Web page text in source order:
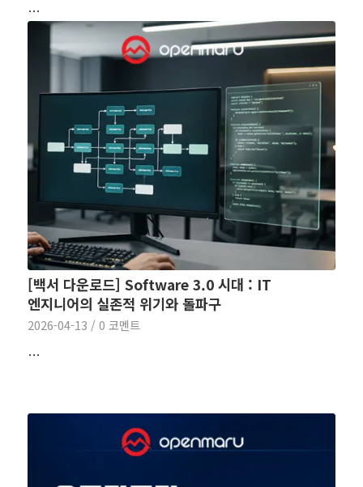
…
[백서 다운로드] Software 3.0 시대 : IT
엔지니어의 실존적 위기와 돌파구
2026-04-13 / 0 코멘트
…